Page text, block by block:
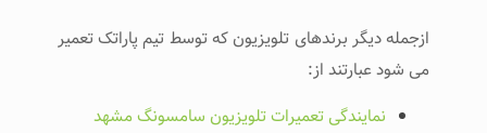
ازجمله دیگر برندهای تلویزیون که توسط تیم پاراتک تعمیر
می شود عبارتند از:
نمایندگی تعمیرات تلویزیون سامسونگ مشهد